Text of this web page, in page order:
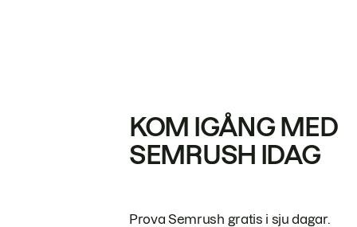
KOM IGÅNG MED
SEMRUSH IDAG
Prova Semrush gratis i sju dagar.